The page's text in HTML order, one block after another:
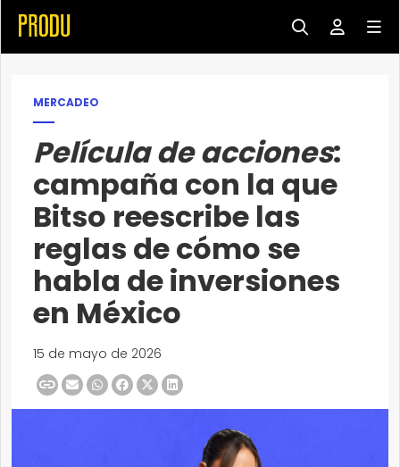
MERCADEO
Película de acciones:
campaña con la que
Bitso reescribe las
reglas de cómo se
habla de inversiones
en México
15 de mayo de 2026